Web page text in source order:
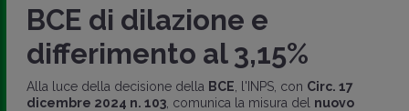
BCE di dilazione e
differimento al 3,15%
Alla luce della decisione della BCE , l'INPS, con Circ. 17
dicembre 2024 n. 103, comunica la misura del nuovo